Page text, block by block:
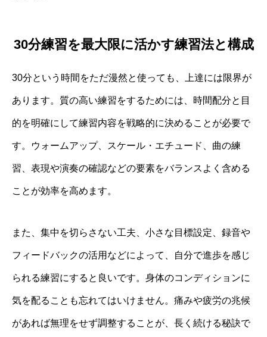
30分練習を最大限に活かす練習法と構成
30分という時間をただ漫然と使っても、上達には限界が
あります。質の高い練習をするためには、時間配分と目
的を明確にして練習内容を戦略的に決めることが必要で
す。ウォームアップ、スケール・エチュード、曲の練
習、表現や演奏の確認などの要素をバランスよく含める
ことが効率を高めます。
また、集中を切らさない工夫、小さな目標設定、録音や
フィードバックの活用などによって、自分で進歩を感じ
られる練習にすると良いです。身体のコンディションに
気を配ることも忘れてはいけません。痛みや疲労の兆候
があれば無理をせず調整することが、長く続ける秘訣で